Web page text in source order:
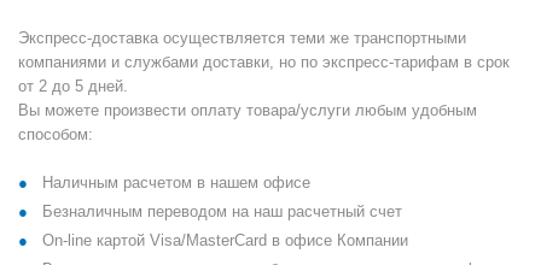
Экспресс-доставка осуществляется теми же транспортными
компаниями и службами доставки, но по экспресс-тарифам в срок
от 2 до 5 дней.
Вы можете произвести оплату товара/услуги любым удобным
способом:
Наличным расчетом в нашем офисе
Безналичным переводом на наш расчетный счет
On-line картой Visa/MasterCard в офисе Компании